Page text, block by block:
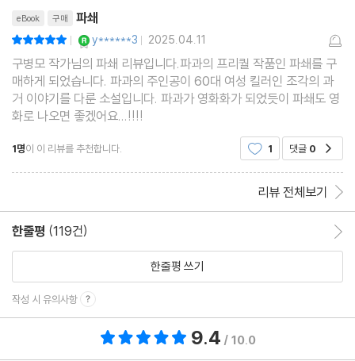
eBook 구매 파쇄
| y******3 | 2025.04.11
구병모 작가님의 파쇄 리뷰입니다.파과의 프리퀄 작품인 파쇄를 구
매하게 되었습니다. 파과의 주인공이 60대 여성 킬러인 조각의 과
거 이야기를 다룬 소설입니다. 파과가 영화화가 되었듯이 파쇄도 영
화로 나오면 좋겠어요...!!!!
1명이 이 리뷰를 추천합니다. 1 댓글 0
리뷰 전체보기
한줄평 (119건)
한줄평 쓰기
작성 시 유의사항
9.4 / 10.0